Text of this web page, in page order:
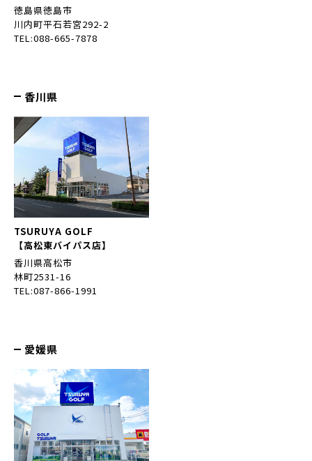
徳島県徳島市
川内町平石若宮292-2
TEL:088-665-7878
香川県
TSURUYA GOLF
【高松東バイパス店】
香川県高松市
林町2531-16
TEL:087-866-1991
愛媛県